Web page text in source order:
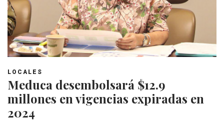
LOCALES
Meduca desembolsará $12.9
millones en vigencias expiradas en
2024